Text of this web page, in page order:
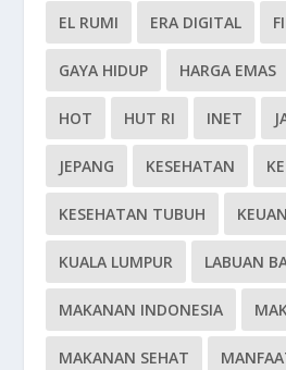
EL RUMI ERA DIGITAL
GAYA HIDUP HARGA EMAS
HOT HUT RI INET
JEPANG KESEHATAN
KESEHATAN TUBUH
KUALA LUMPUR LABUAN
MAKANAN INDONESIA
MAKANAN SEHAT